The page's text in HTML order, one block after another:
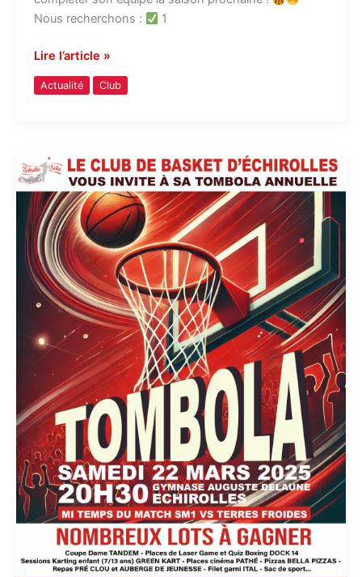
Nous recherchons :
1
Lire l’article »
Actualité Club
Tombola
annuelle
le
22/03
!